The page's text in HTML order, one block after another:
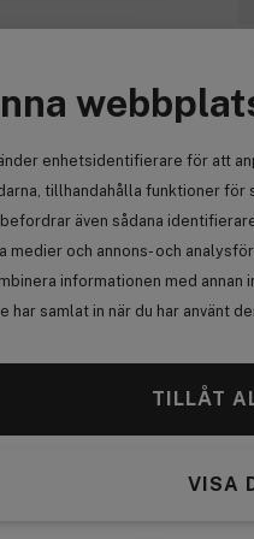
enhetsidentifierare för att
tillhandahålla funktioner för
även sådana
medier och annons- och
informationen med
har samlat in när du har använt
TILLÅT
VISA